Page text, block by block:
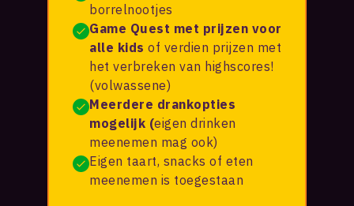
borrelnootjes
Game Quest met prijzen voor
alle kidsof verdien prijzen met
het verbreken van highscores!
(volwassene)
Meerdere drankopties
mogelijk (eigen drinken
meenemen mag ook)
Eigen taart, snacks of eten
meenemen is toegestaan